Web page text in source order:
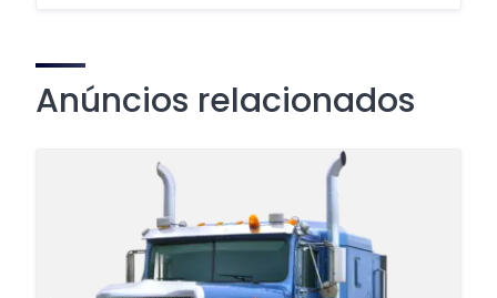
Anúncios relacionados